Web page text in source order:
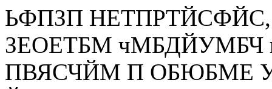
ЬФПЗП
ЗЕОЕТБМ чМБДЙУМБЧ
ПВЯСЧЙМ П ОБЮБМЕ